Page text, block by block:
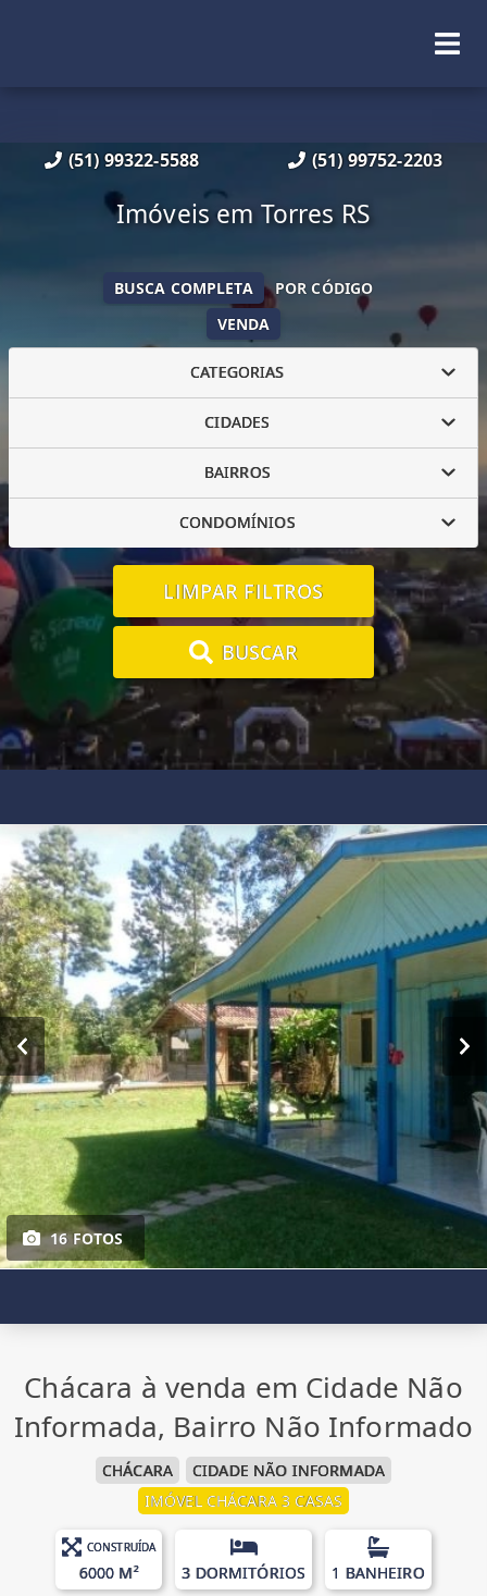
(51) 99322-5588 (51) 99752-2203
Imóveis em Torres RS
VENDA
BUSCA COMPLETA POR CÓDIGO
CATEGORIAS
CIDADES
BAIRROS
CONDOMÍNIOS
LIMPAR FILTROS
BUSCAR
16 FOTOS
Chácara à venda em Cidade Não
Informada, Bairro Não Informado
CHÁCARA
CIDADE NÃO INFORMADA
IMÓVEL CHÁCARA 3 CASAS
CONSTRUÍDA
6000 M² 3 DORMITÓRIOS 1 BANHEIRO